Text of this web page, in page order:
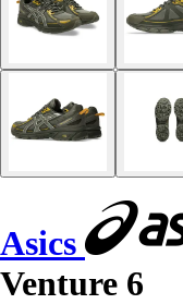
Asics
Venture 6